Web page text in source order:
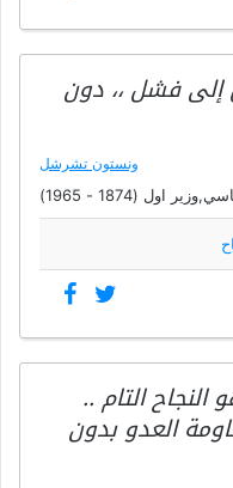
إلى فشل ،، دون
ونستون تشرشل
اول (1874 - 1965)
التام ..
العدو بدون